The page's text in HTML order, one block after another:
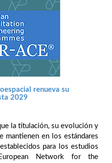
renueva su
2029
la titulación, su evolución y
mantienen en los estándares
para los estudios
Network for the